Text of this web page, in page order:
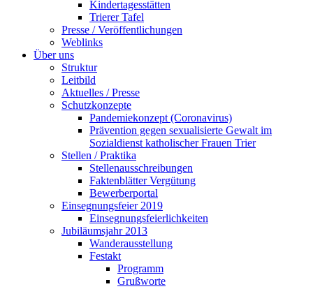
Kindertagesstätten
Trierer Tafel
Presse / Veröffentlichungen
Weblinks
Über uns
Struktur
Leitbild
Aktuelles / Presse
Schutzkonzepte
Pandemiekonzept (Coronavirus)
Prävention gegen sexualisierte Gewalt im
Sozialdienst katholischer Frauen Trier
Stellen / Praktika
Stellenausschreibungen
Faktenblätter Vergütung
Bewerberportal
Einsegnungsfeier 2019
Einsegnungsfeierlichkeiten
Jubiläumsjahr 2013
Wanderausstellung
Festakt
Programm
Grußworte